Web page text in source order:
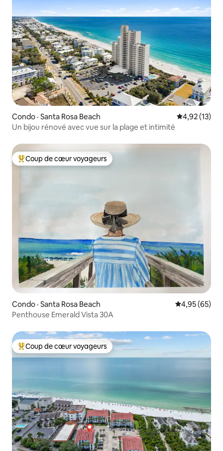
Condo · Santa Rosa Beach Note
4,92 (13)
Un bijou rénové avec vue sur la plage et intimité
Coup de cœur voyageurs parmi les plus aimés
Coup de cœur voyageurs
Condo · Santa Rosa Beach Note
4,95 (65)
Penthouse Emerald Vista 30A
Coup de cœur voyageurs parmi les plus aimés
Coup de cœur voyageurs